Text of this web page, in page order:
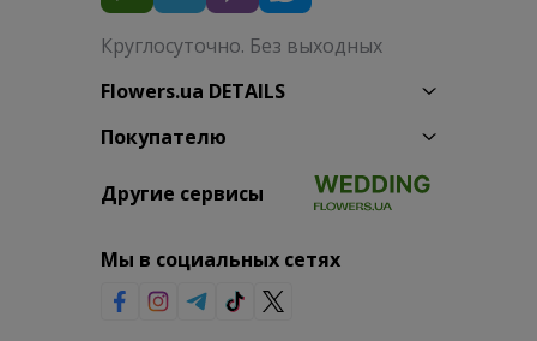
Круглосуточно. Без выходных
Flowers.ua DETAILS
Покупателю
Другие сервисы
Мы в социальных сетях